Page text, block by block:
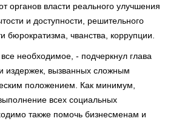
органов власти реального улучшения
и доступности, решительного
бюрократизма, чванства, коррупции.
необходимое, - подчеркнул глава
издержек, вызванных сложным
положением. Как минимум,
всех социальных
также помочь бизнесменам и